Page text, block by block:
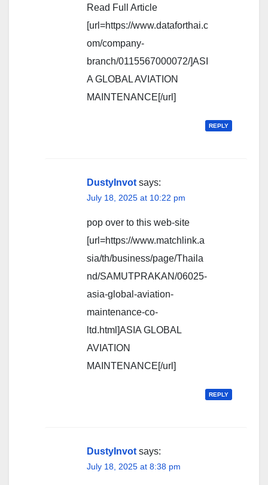
Read Full Article
[url=https://www.dataforthai.c
om/company-
branch/0115567000072/]ASI
A GLOBAL AVIATION
MAINTENANCE[/url]
REPLY
DustyInvot says:
July 18, 2025 at 10:22 pm
pop over to this web-site
[url=https://www.matchlink.a
sia/th/business/page/Thaila
nd/SAMUTPRAKAN/06025-
asia-global-aviation-
maintenance-co-
ltd.html]ASIA GLOBAL
AVIATION
MAINTENANCE[/url]
REPLY
DustyInvot says:
July 18, 2025 at 8:38 pm